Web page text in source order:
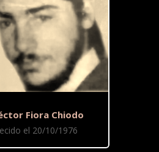
Fiora Chiodo
el 20/10/1976